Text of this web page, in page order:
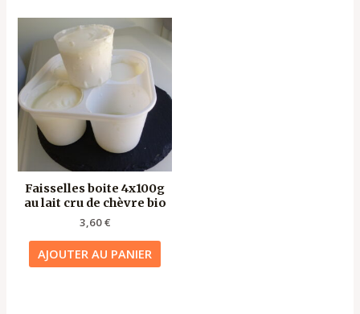
Faisselles boite 4x100g
au lait cru de chèvre bio
3,60€
AJOUTER AU PANIER